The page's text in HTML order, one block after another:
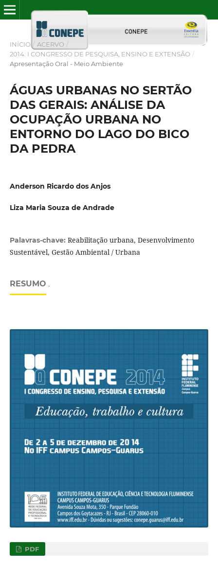
INÍCIO / ACERVO /
2014: I CONGRESSO DE PESQUISA, ENSINO E EXTENSÃO /
Apresentação Oral - Meio Ambiente
ÁGUAS URBANAS NO SERTÃO
DAS GERAIS: ANÁLISE DA
OCUPAÇÃO URBANA NO
ENTORNO DO LAGO DO BICO
DA PEDRA
Anderson Ricardo dos Anjos
Liza Maria Souza de Andrade
Palavras-chave: Reabilitação urbana, Desenvolvimento
Sustentável, Gestão Ambiental / Urbana
RESUMO .
PDF